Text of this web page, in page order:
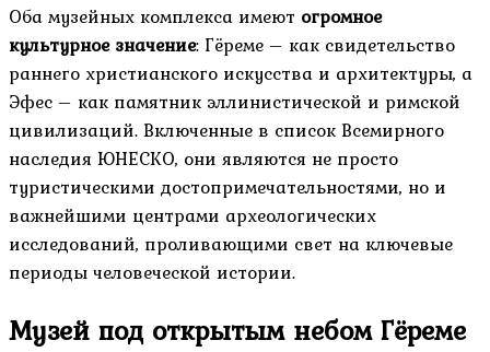
Оба музейных комплекса имеют огромное
культурное значение: Гёреме – как свидетельство
раннего христианского искусства и архитектуры, а
Эфес – как памятник эллинистической и римской
цивилизаций. Включенные в список Всемирного
наследия ЮНЕСКО, они являются не просто
туристическими достопримечательностями, но и
важнейшими центрами археологических
исследований, проливающими свет на ключевые
периоды человеческой истории.
Музей под открытым небом Гёреме